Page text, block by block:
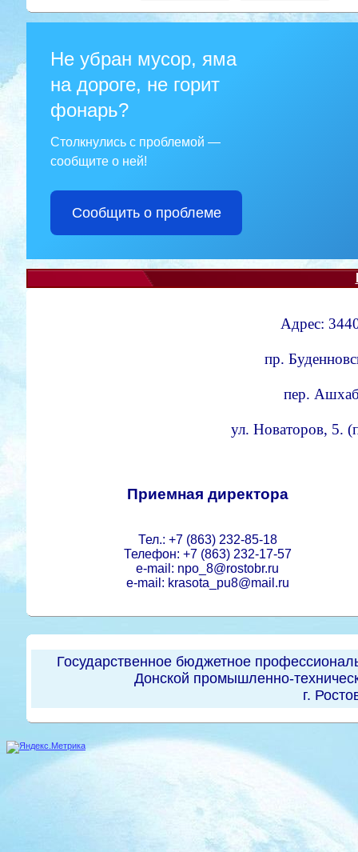
Не убран мусор, яма
на дороге, не горит
фонарь?
Столкнулись с проблемой —
сообщите о ней!
Сообщить о проблеме
Адрес:
пр.
пер.
ул. Новаторов, 5.
Приемная директора
Тел.: +7 (863) 232-85-18
Телефон: +7 (863) 232-17-57
e-mail: npo_8@rostobr.ru
e-mail: krasota_pu8@mail.ru
Государственное бюджетное
Донской промышленно-
г.